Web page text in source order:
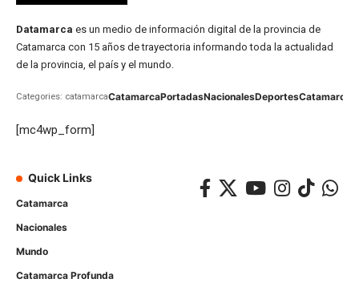
Datamarca es un medio de información digital de la provincia de
Catamarca con 15 años de trayectoria informando toda la actualidad
de la provincia, el país y el mundo.
Categories: catamarcaCatamarcaPortadasNacionalesDeportesCatamarca
[mc4wp_form]
Quick Links
Catamarca
Nacionales
Mundo
Catamarca Profunda